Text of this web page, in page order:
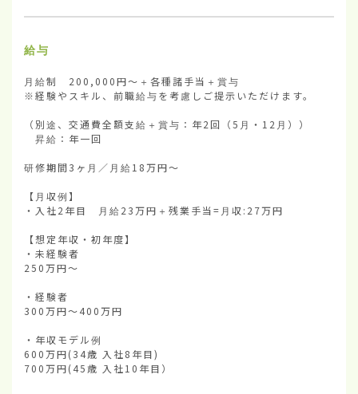
給与
月給制　200,000円～＋各種諸手当＋賞与
※経験やスキル、前職給与を考慮しご提示いただけます。
（別途、交通費全額支給＋賞与：年2回（5月・12月））
昇給：年一回
研修期間3ヶ月／月給18万円～
【月収例】
・入社2年目　月給23万円＋残業手当=月収:27万円
【想定年収・初年度】
・未経験者
250万円～
・経験者
300万円～400万円
・年収モデル例
600万円(34歳 入社8年目)
700万円(45歳 入社10年目）